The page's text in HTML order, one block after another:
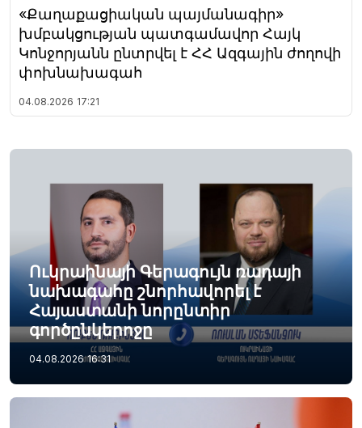
«Քաղաքացիական պայմանագիր»
խմբակցության պատգամավոր Հայկ
Կոնջորյանն ընտրվել է ՀՀ Ազգային ժողովի
փոխնախագահ
04.08.2026 17:21
Ուկրաինայի Գերագույն ռադայի
նախագահը շնորհավորել է
Հայաստանի նորընտիր
գործընկերոջը
04.08.2026 16:31